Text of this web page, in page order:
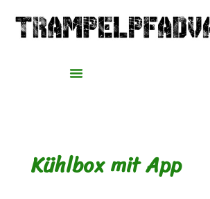
Inhalt
springen
Kühlbox mit App